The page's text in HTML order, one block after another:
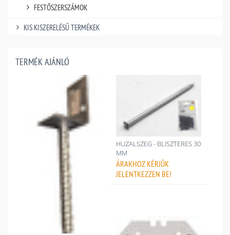
FESTŐSZERSZÁMOK
KIS KISZERELÉSŰ TERMÉKEK
TERMÉK AJÁNLÓ
HUZALSZEG - BLISZTERES 30
MM
ÁRAKHOZ KÉRJÜK
JELENTKEZZEN BE!